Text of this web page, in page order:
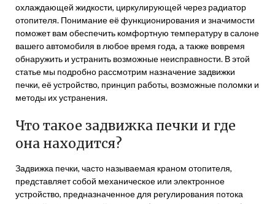
охлаждающей жидкости, циркулирующей через радиатор
отопителя. Понимание её функционирования и значимости
поможет вам обеспечить комфортную температуру в салоне
вашего автомобиля в любое время года, а также вовремя
обнаружить и устранить возможные неисправности. В этой
статье мы подробно рассмотрим назначение задвижки
печки, её устройство, принцип работы, возможные поломки и
методы их устранения.
Что такое задвижка печки и где
она находится?
Задвижка печки, часто называемая краном отопителя,
представляет собой механическое или электронное
устройство, предназначенное для регулирования потока